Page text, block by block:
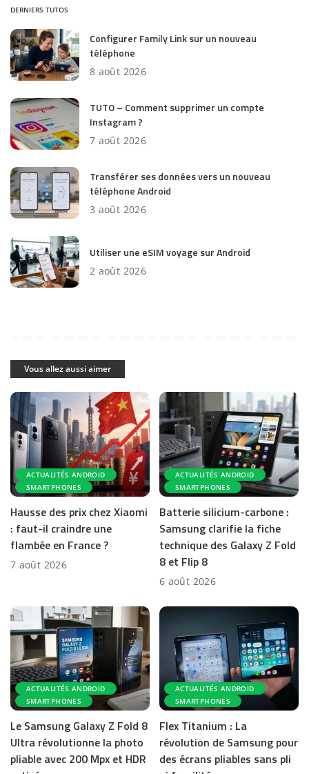
DERNIERS TUTOS
Configurer Family Link sur un nouveau
téléphone
8 août 2026
TUTO – Comment supprimer un compte
Instagram ?
7 août 2026
Transférer ses données vers un nouveau
téléphone Android
3 août 2026
Utiliser une eSIM voyage sur Android
2 août 2026
Vous allez aussi aimer
ACTUALITÉS ANDROID
SMARTPHONES
Hausse des prix chez Xiaomi
: faut-il craindre une
flambée en France ?
7 août 2026
ACTUALITÉS ANDROID
SMARTPHONES
Batterie silicium-carbone :
Samsung clarifie la fiche
technique des Galaxy Z Fold
8 et Flip 8
6 août 2026
ACTUALITÉS ANDROID
SMARTPHONES
Le Samsung Galaxy Z Fold 8
Ultra révolutionne la photo
pliable avec 200 Mpx et HDR
ACTUALITÉS ANDROID
SMARTPHONES
Flex Titanium : La
révolution de Samsung pour
des écrans pliables sans pli